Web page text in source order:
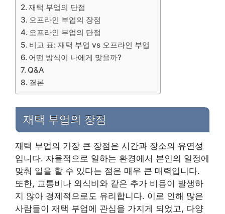
재택 부업의 단점
오프라인 부업의 장점
오프라인 부업의 단점
비교 표: 재택 부업 vs 오프라인 부업
어떤 방식이 나에게 맞을까?
Q&A
결론
재택 부업의 장점
재택 부업의 가장 큰 장점은 시간과 장소의 유연성
입니다. 자율적으로 일하는 환경에서 본인의 일정에
맞춰 일을 할 수 있다는 점은 매우 큰 매력입니다.
또한, 교통비나 외식비와 같은 추가 비용이 발생하
지 않아 경제적으로도 유리합니다. 이로 인해 많은
사람들이 재택 부업에 관심을 가지게 되었고, 다양